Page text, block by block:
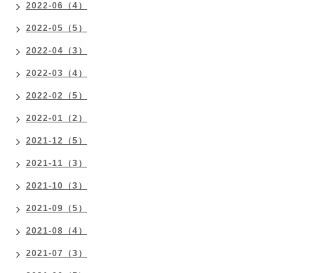
2022-06（4）
2022-05（5）
2022-04（3）
2022-03（4）
2022-02（5）
2022-01（2）
2021-12（5）
2021-11（3）
2021-10（3）
2021-09（5）
2021-08（4）
2021-07（3）